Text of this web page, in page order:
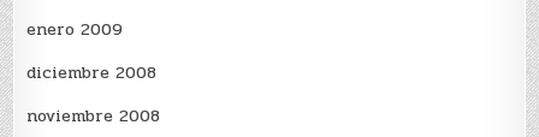
enero 2009
diciembre 2008
noviembre 2008